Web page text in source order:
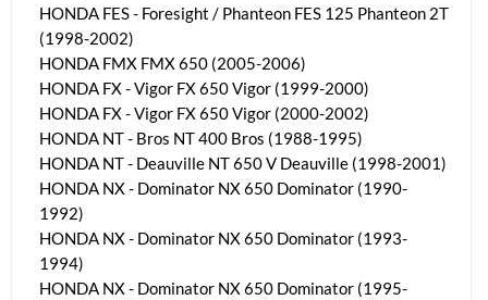
HONDA FES - Foresight / Phanteon FES 125 Phanteon 2T
(1998-2002)
HONDA FMX FMX 650 (2005-2006)
HONDA FX - Vigor FX 650 Vigor (1999-2000)
HONDA FX - Vigor FX 650 Vigor (2000-2002)
HONDA NT - Bros NT 400 Bros (1988-1995)
HONDA NT - Deauville NT 650 V Deauville (1998-2001)
HONDA NX - Dominator NX 650 Dominator (1990-
1992)
HONDA NX - Dominator NX 650 Dominator (1993-
1994)
HONDA NX - Dominator NX 650 Dominator (1995-